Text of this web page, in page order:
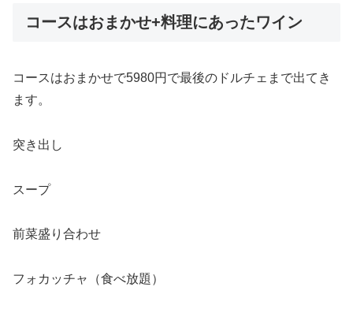
コースはおまかせ+料理にあったワイン
コースはおまかせで5980円で最後のドルチェまで出てき
ます。
突き出し
スープ
前菜盛り合わせ
フォカッチャ（食べ放題）